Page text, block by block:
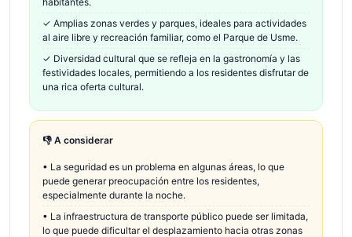
✓ Amplias zonas verdes y parques, ideales para actividades
al aire libre y recreación familiar, como el Parque de Usme.
✓ Diversidad cultural que se refleja en la gastronomía y las
festividades locales, permitiendo a los residentes disfrutar de
una rica oferta cultural.
👎 A considerar
• La seguridad es un problema en algunas áreas, lo que
puede generar preocupación entre los residentes,
especialmente durante la noche.
• La infraestructura de transporte público puede ser limitada,
lo que puede dificultar el desplazamiento hacia otras zonas